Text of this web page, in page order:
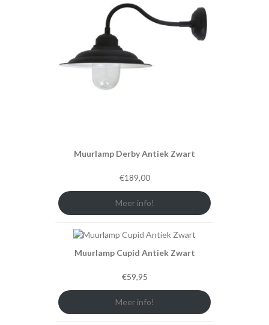
Muurlamp Derby Antiek Zwart
€189,00
Meer info!
Muurlamp Cupid Antiek Zwart
€59,95
Meer info!